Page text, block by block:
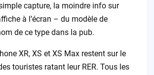
capture, la moindre info sur
à l’écran – du modèle de
de ce type dans la pub.
XR, XS et XS Max restent sur le
touristes ratant leur RER. Tous les